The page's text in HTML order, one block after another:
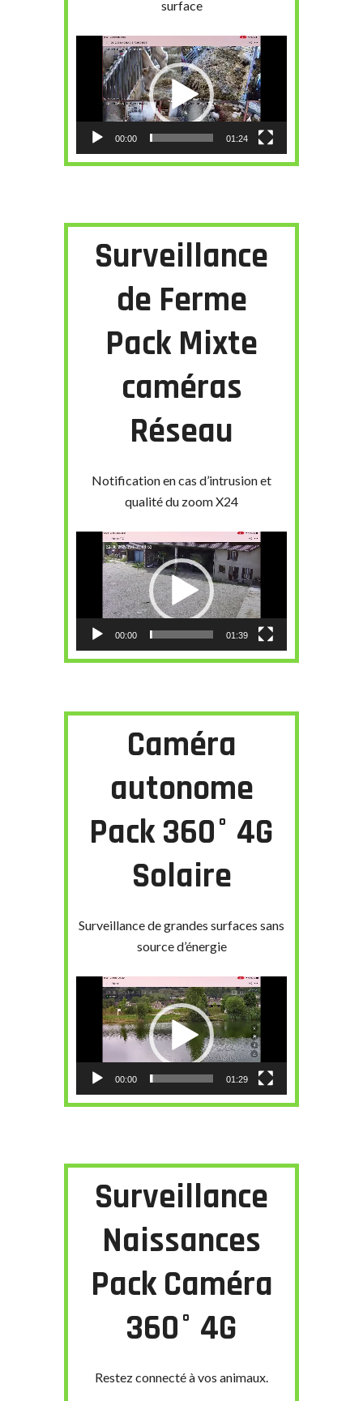
surface
Lecteur
vidéo
00:00 01:24
Surveillance
de Ferme
Pack Mixte
caméras
Réseau
Notification en cas d’intrusion et
qualité du zoom X24
Lecteur
vidéo
00:00 01:39
Caméra
autonome
Pack 360° 4G
Solaire
Surveillance de grandes surfaces sans
source d’énergie
Lecteur
vidéo
00:00 01:29
Surveillance
Naissances
Pack Caméra
360° 4G
Restez connecté à vos animaux.